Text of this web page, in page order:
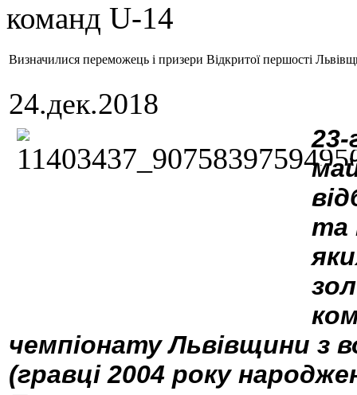
команд U-14
Визначилися переможець і призери Відкритої першості
24.дек.2018
23-
та
чемпіонату Львівщини з
(гравці 2004 року